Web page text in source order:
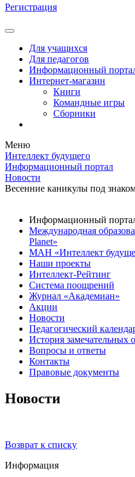
Регистрация
Для учащихся
Для педагогов
Информационный
Интернет-магазин
Книги
Командные игры
Сборники
Меню
Интеллект будущего
Информационный портал
Новости
Весенние каникулы под
Информационный
Международная
Planet»
МАН «Интеллект
Наши проекты
Интеллект-Рейтинг
Система поощрений
Журнал «Академиан»
Акции
Новости
Педагогический
История замечательных
Вопросы и ответы
Контакты
Правовые документы
Новости
Возврат к списку
Информация